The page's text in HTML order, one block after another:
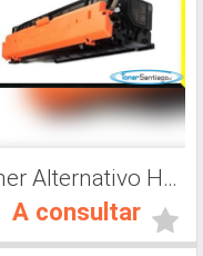
Toner Alternativo Hp CF362A, Impresora Láser
A consultar